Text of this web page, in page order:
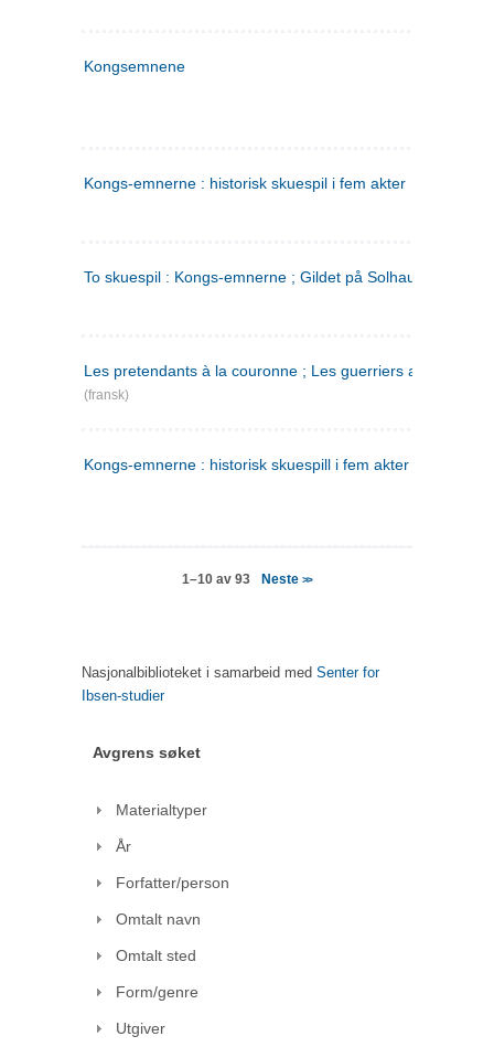
Kongsemnene
Kongs-emnerne : historisk skuespil i fem akter
To skuespil : Kongs-emnerne ; Gildet på Solhaug
Les pretendants à la couronne ; Les guerriers a Helgeland
(fransk)
Kongs-emnerne : historisk skuespill i fem akter
1–10 av 93 Neste>>
Nasjonalbiblioteket i samarbeid med Senter for
Ibsen-studier
Avgrens søket
Materialtyper
År
Forfatter/person
Omtalt navn
Omtalt sted
Form/genre
Utgiver